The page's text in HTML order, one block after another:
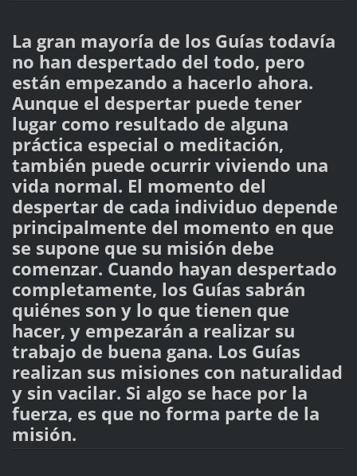
La gran mayoría de los Guías todavía
no han despertado del todo, pero
están empezando a hacerlo ahora.
Aunque el despertar puede tener
lugar como resultado de alguna
práctica especial o meditación,
también puede ocurrir viviendo una
vida normal. El momento del
despertar de cada individuo depende
principalmente del momento en que
se supone que su misión debe
comenzar. Cuando hayan despertado
completamente, los Guías sabrán
quiénes son y lo que tienen que
hacer, y empezarán a realizar su
trabajo de buena gana. Los Guías
realizan sus misiones con naturalidad
y sin vacilar. Si algo se hace por la
fuerza, es que no forma parte de la
misión.